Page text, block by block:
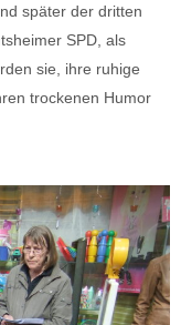
später der dritten
SPD, als
sie, ihre ruhige
trockenen Humor